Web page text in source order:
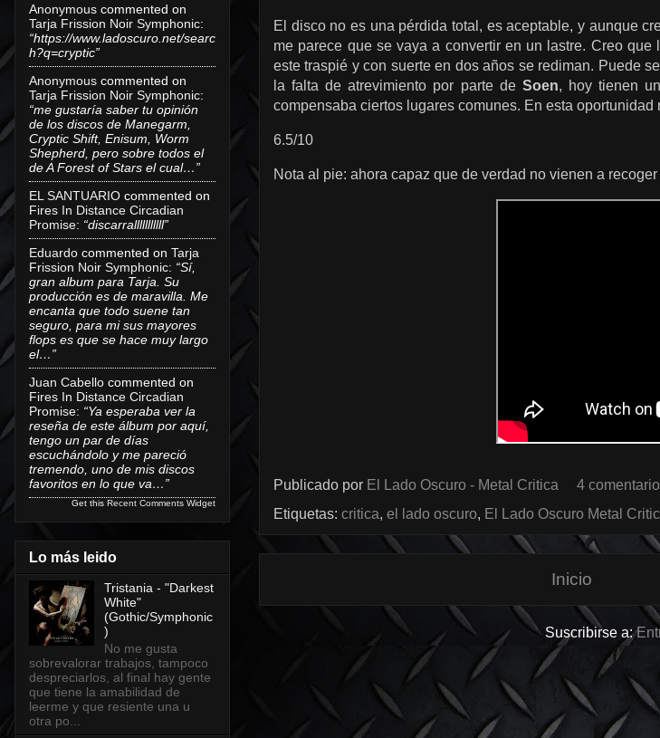
El disco no es una pérdida total, es aceptable, y aunque
me parece que se vaya a convertir en un lastre. Creo
este traspié y con suerte en dos años se rediman. Puede
la falta de atrevimiento por parte de Soen, hoy tienen
compensaba ciertos lugares comunes. En esta
6.5/10
Nota al pie: ahora capaz que de verdad no vienen a
Publicado por El Lado Oscuro - Metal Critica
4
Etiquetas: critica, el lado oscuro, El Lado Oscuro Metal
Inicio
Suscribirse a:
Anonymous commented on
Tarja Frission Noir Symphonic:
“https://www.ladoscuro.net/searc
h?q=cryptic”
Anonymous commented on
Tarja Frission Noir Symphonic:
“me gustaría saber tu opinión
de los discos de Manegarm,
Cryptic Shift, Enisum, Worm
Shepherd, pero sobre todos el
de A Forest of Stars el cual…”
EL SANTUARIO commented on
Fires In Distance Circadian
Promise: “discarralllllllllll”
Eduardo commented on Tarja
Frission Noir Symphonic: “Sí,
gran album para Tarja. Su
producción es de maravilla. Me
encanta que todo suene tan
seguro, para mi sus mayores
flops es que se hace muy largo
el…”
Juan Cabello commented on
Fires In Distance Circadian
Promise: “Ya esperaba ver la
reseña de este álbum por aquí,
tengo un par de días
escuchándolo y me pareció
tremendo, uno de mis discos
favoritos en lo que va…”
Get this Recent Comments Widget
Lo más leido
Tristania - "Darkest
White"
(Gothic/Symphonic
)
No me gusta
sobrevalorar trabajos, tampoco
despreciarlos, al final hay gente
que tiene la amabilidad de
leerme y que resiente una u
otra po...